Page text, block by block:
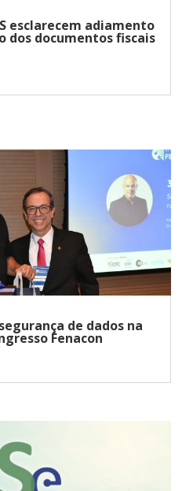
esclarecem adiamento
dos documentos fiscais
de dados na
Fenacon